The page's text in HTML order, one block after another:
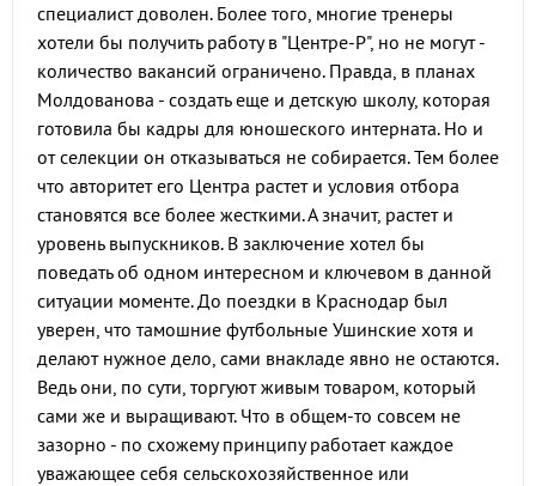
специалист доволен. Более того, многие тренеры
хотели бы получить работу в "Центре-Р", но не могут -
количество вакансий ограничено. Правда, в планах
Молдованова - создать еще и детскую школу, которая
готовила бы кадры для юношеского интерната. Но и
от селекции он отказываться не собирается. Тем более
что авторитет его Центра растет и условия отбора
становятся все более жесткими. А значит, растет и
уровень выпускников. В заключение хотел бы
поведать об одном интересном и ключевом в данной
ситуации моменте. До поездки в Краснодар был
уверен, что тамошние футбольные Ушинские хотя и
делают нужное дело, сами внакладе явно не остаются.
Ведь они, по сути, торгуют живым товаром, который
сами же и выращивают. Что в общем-то совсем не
зазорно - по схожему принципу работает каждое
уважающее себя сельскохозяйственное или